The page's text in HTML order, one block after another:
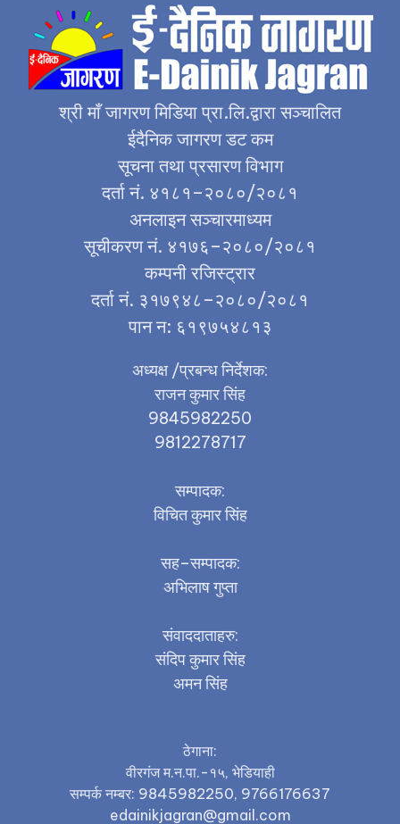
श्री माँ जागरण मिडिया प्रा.लि.द्वारा सञ्चालित
ईदैनिक जागरण डट कम
सूचना तथा प्रसारण विभाग
दर्ता नं. ४१८१–२०८०/२०८१
अनलाइन सञ्चारमाध्यम
सूचीकरण नं. ४१७६–२०८०/२०८१
कम्पनी रजिस्ट्रार
दर्ता नं. ३१७९४८–२०८०/२०८१
पान न: ६१९७५४८१३
अध्यक्ष /प्रबन्ध निर्देशक:
राजन कुमार सिंह
9845982250
9812278717
सम्पादक:
विचित कुमार सिंह
सह–सम्पादक:
अभिलाष गुप्ता
संवाददाताहरु:
संदिप कुमार सिंह
अमन सिंह
ठेगाना:
वीरगंज म.न.पा.-१५, भेडियाही
सम्पर्क नम्बर: 9845982250, 9766176637
edainikjagran@gmail.com